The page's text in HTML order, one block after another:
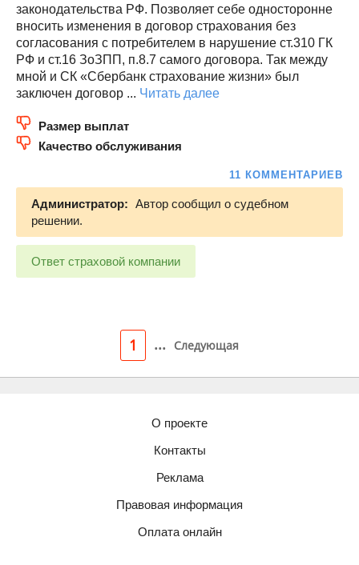
законодательства РФ. Позволяет себе односторонне
вносить изменения в договор страхования без
согласования с потребителем в нарушение ст.310 ГК
РФ и ст.16 ЗоЗПП, п.8.7 самого договора. Так между
мной и СК «Сбербанк страхование жизни» был
заключен договор ... Читать далее
Размер выплат
Качество обслуживания
11 КОММЕНТАРИЕВ
Администратор: Автор сообщил о судебном
решении.
Ответ страховой компании
1 ... Следующая
О проекте
Контакты
Реклама
Правовая информация
Оплата онлайн